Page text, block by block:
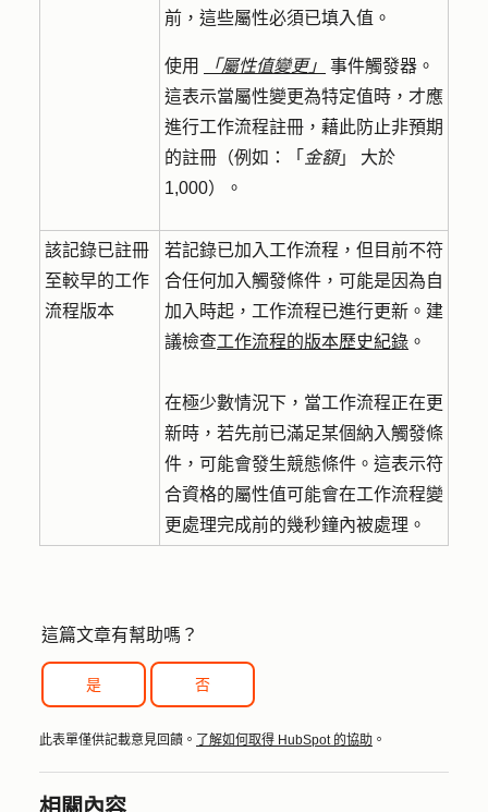
前，這些屬性必須已填入值。
使用 「屬性值變更」
事件觸發器。
這表示當屬性變更為特定值時，才應
進行工作流程註冊，藉此防止非預期
的註冊（例如：「 金額」
大於
1,000）。
該記錄已註冊
至較早的工作
流程版本
若記錄已加入工作流程，但目前不符
合任何加入觸發條件，可能是因為自
加入時起，工作流程已進行更新。建
議檢查工作流程的版本歷史紀錄 。
在極少數情況下，當工作流程正在更
新時，若先前已滿足某個納入觸發條
件，可能會發生競態條件。這表示符
合資格的屬性值可能會在工作流程變
更處理完成前的幾秒鐘內被處理。
這篇文章有幫助嗎？
是 否
此表單僅供記載意見回饋。 了解如何取得 HubSpot 的協助 。